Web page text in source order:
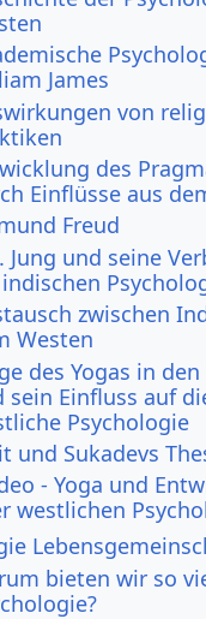
James
von
des
Einflüsse aus
Freud
Jung und seine
zwischen
Westen
des Yogas in
sein Einfluss auf
Psychologie
und Sukadevs
- Yoga und
westlichen
bieten wir so